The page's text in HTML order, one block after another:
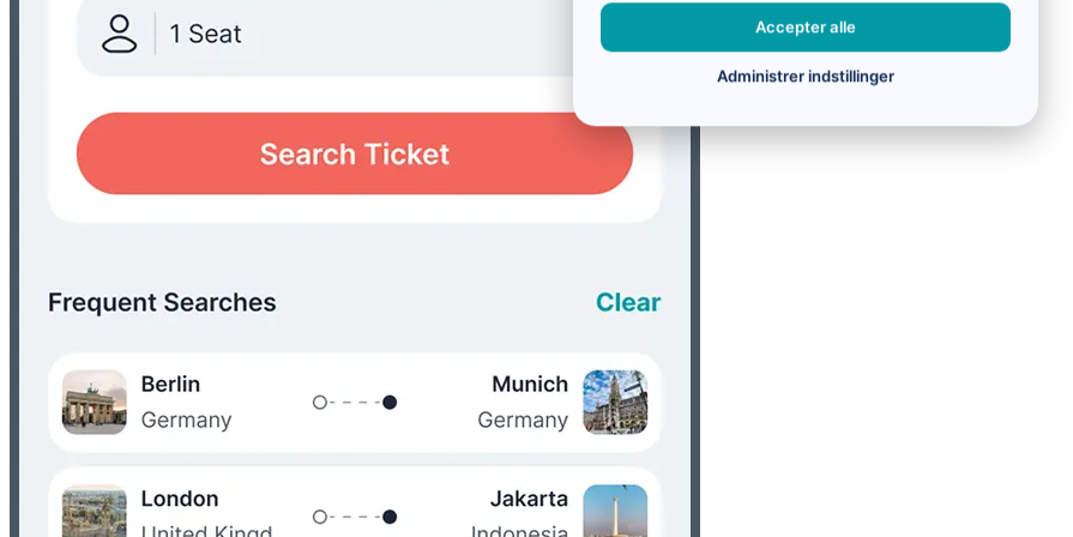
Accepter alle
Administrer indstillinger